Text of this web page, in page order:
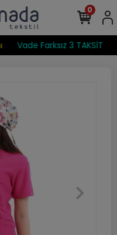
Vade Farksız 3 TAKSİT
0